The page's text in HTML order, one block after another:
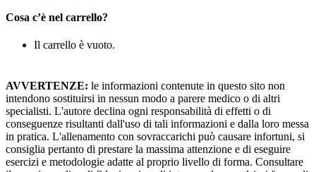
Cosa c’è nel carrello?
Il carrello è vuoto.
AVVERTENZE: le informazioni contenute in questo sito non
intendono sostituirsi in nessun modo a parere medico o di altri
specialisti. L'autore declina ogni responsabilità di effetti o di
conseguenze risultanti dall'uso di tali informazioni e dalla loro messa
in pratica. L'allenamento con sovraccarichi può causare infortuni, si
consiglia pertanto di prestare la massima attenzione e di eseguire
esercizi e metodologie adatte al proprio livello di forma. Consultare